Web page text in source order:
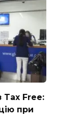
Free:
при